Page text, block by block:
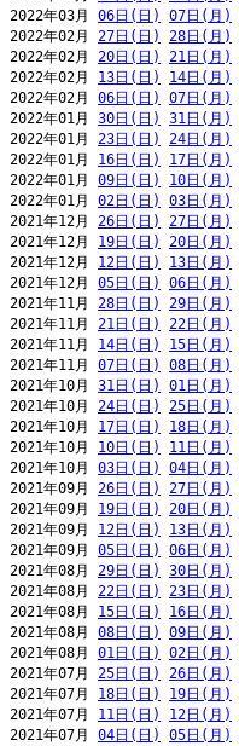
2022年03月 06日(日) 07日(月)
2022年02月 27日(日) 28日(月)
2022年02月 20日(日) 21日(月)
2022年02月 13日(日) 14日(月)
2022年02月 06日(日) 07日(月)
2022年01月 30日(日) 31日(月)
2022年01月 23日(日) 24日(月)
2022年01月 16日(日) 17日(月)
2022年01月 09日(日) 10日(月)
2022年01月 02日(日) 03日(月)
2021年12月 26日(日) 27日(月)
2021年12月 19日(日) 20日(月)
2021年12月 12日(日) 13日(月)
2021年12月 05日(日) 06日(月)
2021年11月 28日(日) 29日(月)
2021年11月 21日(日) 22日(月)
2021年11月 14日(日) 15日(月)
2021年11月 07日(日) 08日(月)
2021年10月 31日(日) 01日(月)
2021年10月 24日(日) 25日(月)
2021年10月 17日(日) 18日(月)
2021年10月 10日(日) 11日(月)
2021年10月 03日(日) 04日(月)
2021年09月 26日(日) 27日(月)
2021年09月 19日(日) 20日(月)
2021年09月 12日(日) 13日(月)
2021年09月 05日(日) 06日(月)
2021年08月 29日(日) 30日(月)
2021年08月 22日(日) 23日(月)
2021年08月 15日(日) 16日(月)
2021年08月 08日(日) 09日(月)
2021年08月 01日(日) 02日(月)
2021年07月 25日(日) 26日(月)
2021年07月 18日(日) 19日(月)
2021年07月 11日(日) 12日(月)
2021年07月 04日(日) 05日(月)